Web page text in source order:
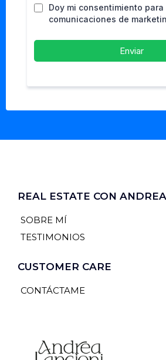
Doy mi consentimiento
comunicaciones de
Enviar
REAL ESTATE CON ANDREA
SOBRE MÍ
TESTIMONIOS
CUSTOMER CARE
CONTÁCTAME